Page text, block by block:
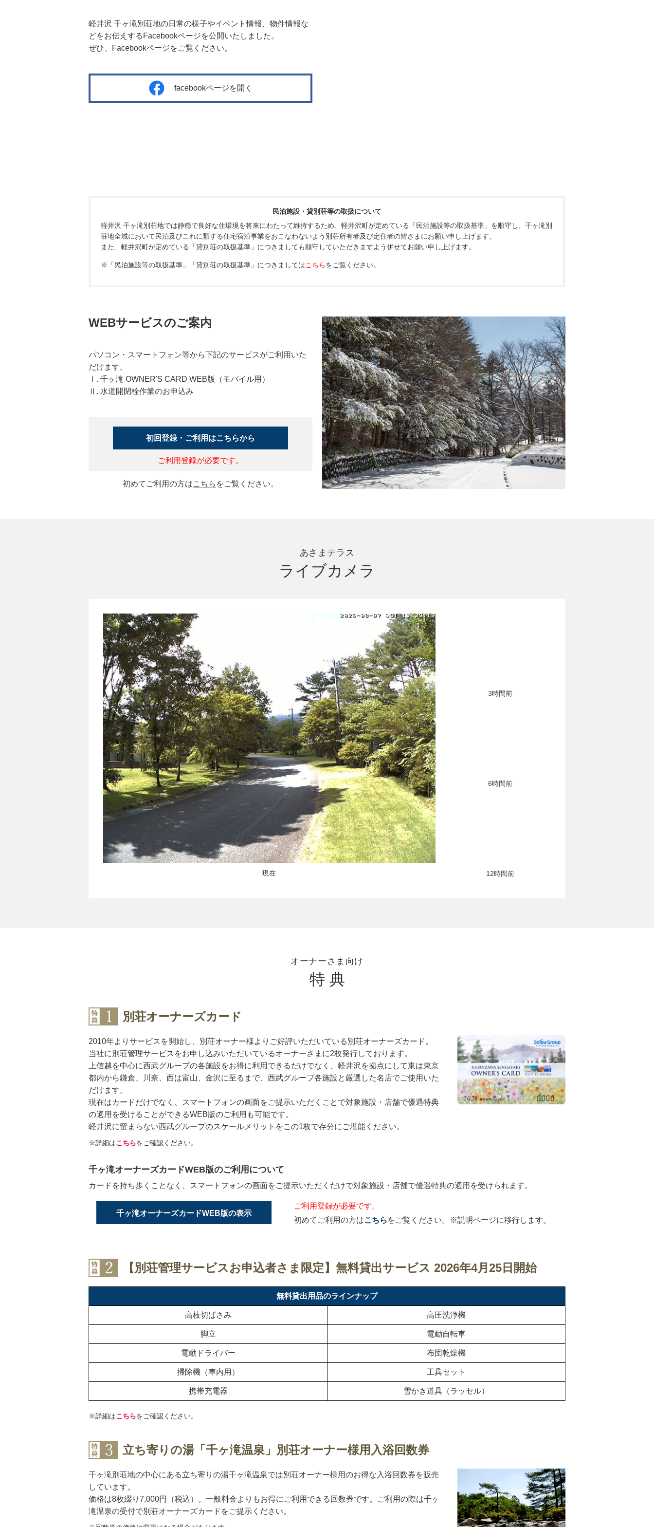
軽井沢 千ヶ滝別荘地の日常の様子やイベント情報、物件情報な
どをお伝えするFacebookページを公開いたしました。
ぜひ、Facebookページをご覧ください。
facebookページを開く
民泊施設・貸別荘等の取扱について
軽井沢 千ヶ滝別荘地では静穏で良好な住環境を将来にわたって維持するため、軽井沢町が定めている「民泊施設等の取扱基準」を順守し、千ヶ滝別
荘地全域において民泊及びこれに類する住宅宿泊事業をおこなわないよう別荘所有者及び定住者の皆さまにお願い申し上げます。
また、軽井沢町が定めている「貸別荘の取扱基準」につきましても順守していただきますよう併せてお願い申し上げます。
※「民泊施設等の取扱基準」「貸別荘の取扱基準」につきましてはこちらをご覧ください。
WEBサービスのご案内
パソコン・スマートフォン等から下記のサービスがご利用いた
だけます。
Ⅰ. 千ヶ滝 OWNER'S CARD WEB版（モバイル用）
Ⅱ. 水道開閉栓作業のお申込み
初回登録・ご利用はこちらから
ご利用登録が必要です。
初めてご利用の方はこちら をご覧ください。
あさまテラス
ライブカメラ
現在
3時間前
6時間前
12時間前
オーナーさま向け
特 典
別荘オーナーズカード
2010年よりサービスを開始し、別荘オーナー様よりご好評いただいている別荘オーナーズカード。
当社に別荘管理サービスをお申し込みいただいているオーナーさまに2枚発行しております。
上信越を中心に西武グループの各施設をお得に利用できるだけでなく、軽井沢を拠点にして東は東京
都内から鎌倉、川奈、西は富山、金沢に至るまで、西武グループ各施設と厳選した名店でご使用いた
だけます。
現在はカードだけでなく、スマートフォンの画面をご提示いただくことで対象施設・店舗で優遇特典
の適用を受けることができるWEB版のご利用も可能です。
軽井沢に留まらない西武グループのスケールメリットをこの1枚で存分にご堪能ください。
※詳細はこちらをご確認ください。
千ヶ滝オーナーズカードWEB版のご利用について
カードを持ち歩くことなく、スマートフォンの画面をご提示いただくだけで対象施設・店舗で優遇特典の適用を受けられます。
千ヶ滝オーナーズカードWEB版の表示
ご利用登録が必要です。
初めてご利用の方はこちら をご覧ください。※説明ページに移行します。
【別荘管理サービスお申込者さま限定】無料貸出サービス 2026年4月25日開始
無料貸出用品のラインナップ
高枝切ばさみ 高圧洗浄機
脚立 電動自転車
電動ドライバー 布団乾燥機
掃除機（車内用） 工具セット
携帯充電器 雪かき道具（ラッセル）
※詳細はこちらをご確認ください。
立ち寄りの湯「千ヶ滝温泉」別荘オーナー様用入浴回数券
千ヶ滝別荘地の中心にある立ち寄りの湯千ヶ滝温泉では別荘オーナー様用のお得な入浴回数券を販売
しています。
価格は8枚綴り7,000円（税込）。一般料金よりもお得にご利用できる回数券です。ご利用の際は千ヶ
滝温泉の受付で別荘オーナーズカードをご提示ください。